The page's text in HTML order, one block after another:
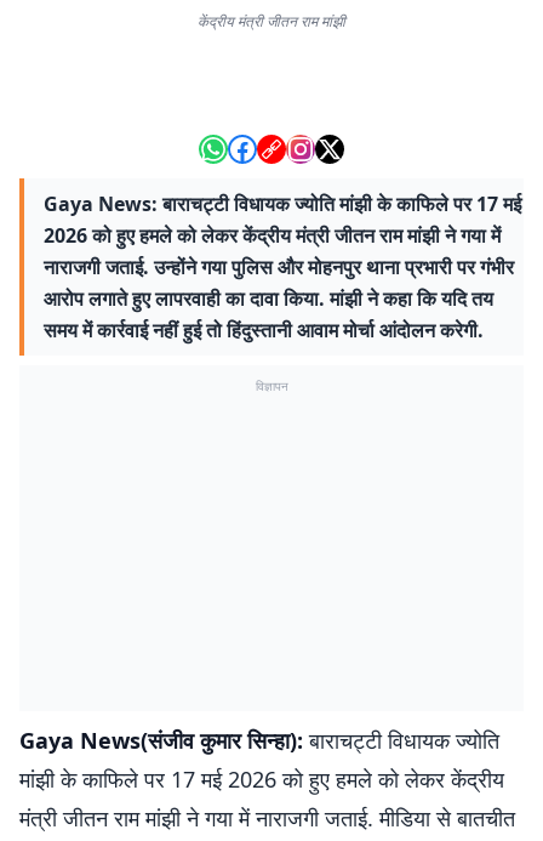
केंद्रीय मंत्री जीतन राम मांझी
Gaya News: बाराचट्टी विधायक ज्योति मांझी के काफिले पर 17 मई
2026 को हुए हमले को लेकर केंद्रीय मंत्री जीतन राम मांझी ने गया में
नाराजगी जताई. उन्होंने गया पुलिस और मोहनपुर थाना प्रभारी पर गंभीर
आरोप लगाते हुए लापरवाही का दावा किया. मांझी ने कहा कि यदि तय
समय में कार्रवाई नहीं हुई तो हिंदुस्तानी आवाम मोर्चा आंदोलन करेगी.
विज्ञापन
Gaya News(संजीव कुमार सिन्हा): बाराचट्टी विधायक ज्योति
मांझी के काफिले पर 17 मई 2026 को हुए हमले को लेकर केंद्रीय
मंत्री जीतन राम मांझी ने गया में नाराजगी जताई. मीडिया से बातचीत